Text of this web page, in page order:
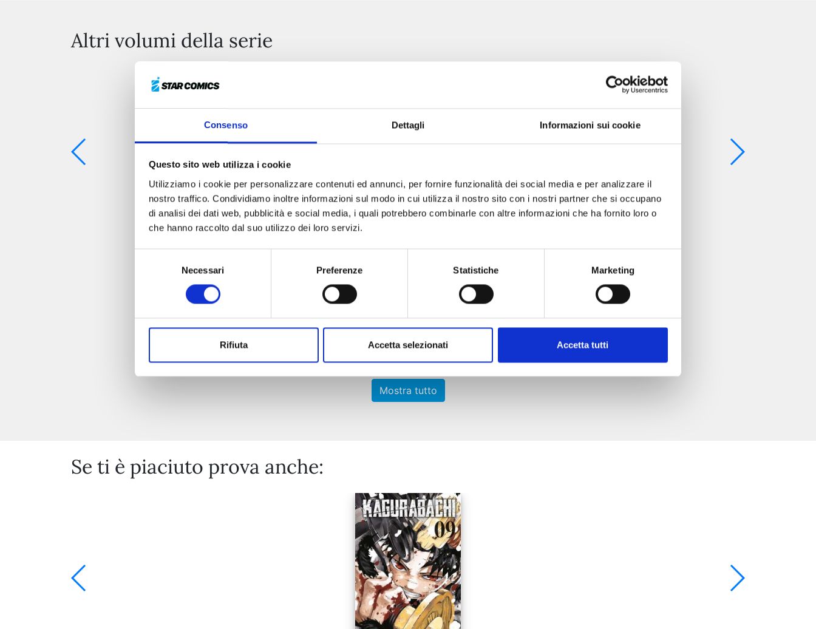
Consenso Dettagli Informazioni sui cookie
Questo sito web utilizza i cookie
Utilizziamo i cookie per personalizzare contenuti ed annunci, per fornire funzionalità dei social media e per analizzare il
nostro traffico. Condividiamo inoltre informazioni sul modo in cui utilizza il nostro sito con i nostri partner che si occupano
di analisi dei dati web, pubblicità e social media, i quali potrebbero combinarle con altre informazioni che ha fornito loro o
che hanno raccolto dal suo utilizzo dei loro servizi.
Necessari Preferenze Statistiche Marketing
Rifiuta Accetta selezionati Accetta tutti
Altri volumi della serie
ICHI THE WITCH n. 3
€ 6,90
Mostra tutto
Se ti è piaciuto prova anche: